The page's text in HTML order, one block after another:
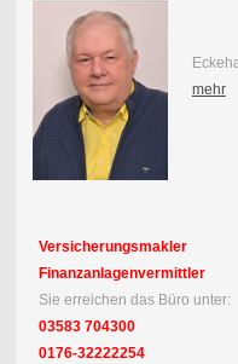
mehr
Versicherungsmakler
Finanzanlagenvermittler
Sie erreichen das Büro unter:
03583 704300
0176-32222254